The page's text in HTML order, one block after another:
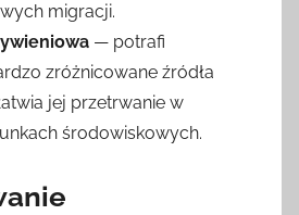
migracji.
— potrafi
zróżnicowane źródła
jej przetrwanie w
środowiskowych.